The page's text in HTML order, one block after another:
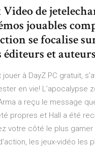
de
jouables
se focalise
et
jouer à DayZ PC gratuit,
en vie!
a reçu le message
propres et Hall a été
votre côté le plus
les jeux-vidéo les